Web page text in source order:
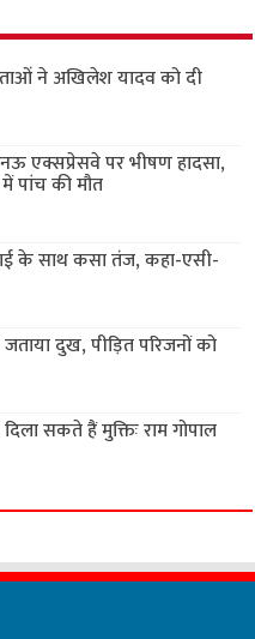
ने अखिलेश यादव को दी
एक्सप्रेसवे पर भीषण हादसा,
पांच की मौत
के साथ कसा तंज, कहा-एसी-
दुख, पीड़ित परिजनों को
सकते हैं मुक्तिः राम गोपाल